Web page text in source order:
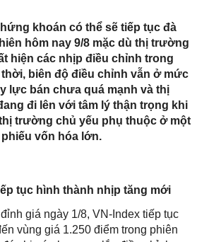
khoán có thể sẽ tiếp tục đà
hôm nay 9/8 mặc dù thị trường
hiện các nhịp điều chỉnh trong
biên độ điều chỉnh vẫn ở mức
lực bán chưa quá mạnh và thị
đi lên với tâm lý thận trọng khi
trường chủ yếu phụ thuộc ở một
vốn hóa lớn.
tục hình thành nhịp tăng mới
giá ngày 1/8, VN-Index tiếp tục
vùng giá 1.250 điểm trong phiên